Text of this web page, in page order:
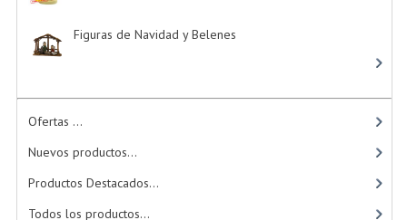
Figuras de Navidad y Belenes
Ofertas ...
Nuevos productos...
Productos Destacados...
Todos los productos...